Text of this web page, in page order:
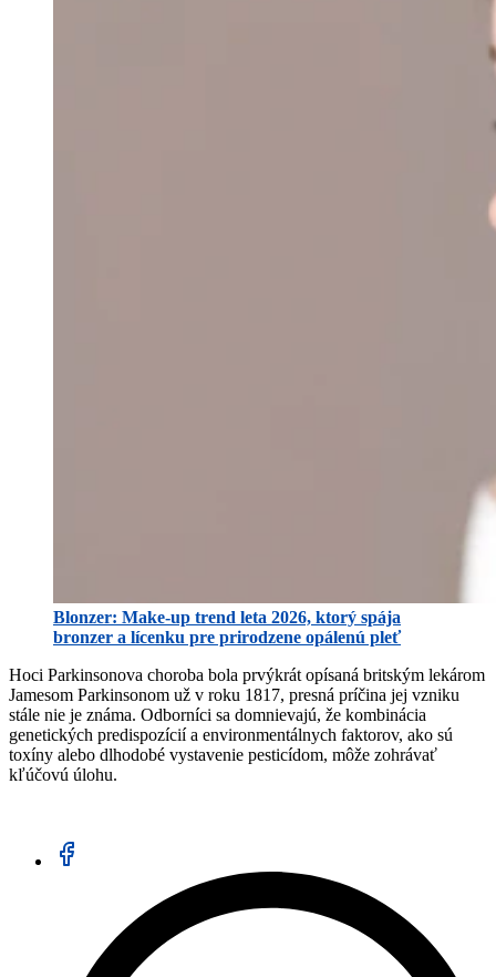
Blonzer: Make-up trend leta 2026, ktorý spája
bronzer a lícenku pre prirodzene opálenú pleť
Hoci Parkinsonova choroba bola prvýkrát opísaná britským lekárom
Jamesom Parkinsonom už v roku 1817, presná príčina jej vzniku
stále nie je známa. Odborníci sa domnievajú, že kombinácia
genetických predispozícií a environmentálnych faktorov, ako sú
toxíny alebo dlhodobé vystavenie pesticídom, môže zohrávať
kľúčovú úlohu.